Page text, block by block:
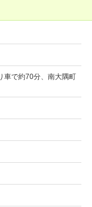
車で約70分、南大隅町